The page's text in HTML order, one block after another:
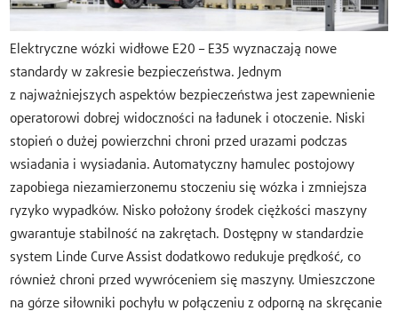
Elektryczne wózki widłowe E20 – E35 wyznaczają nowe
standardy w zakresie bezpieczeństwa. Jednym
z najważniejszych aspektów bezpieczeństwa jest zapewnienie
operatorowi dobrej widoczności na ładunek i otoczenie. Niski
stopień o dużej powierzchni chroni przed urazami podczas
wsiadania i wysiadania. Automatyczny hamulec postojowy
zapobiega niezamierzonemu stoczeniu się wózka i zmniejsza
ryzyko wypadków. Nisko położony środek ciężkości maszyny
gwarantuje stabilność na zakrętach. Dostępny w standardzie
system Linde Curve Assist dodatkowo redukuje prędkość, co
również chroni przed wywróceniem się maszyny. Umieszczone
na górze siłowniki pochyłu w połączeniu z odporną na skręcanie